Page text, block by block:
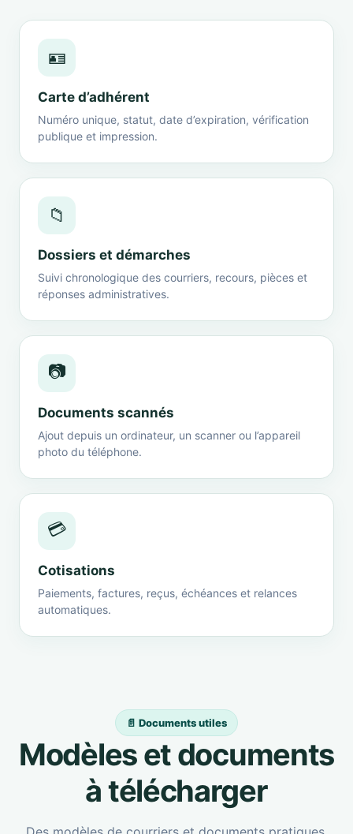
🪪
Carte d’adhérent
Numéro unique, statut, date d’expiration, vérification
publique et impression.
📁
Dossiers et démarches
Suivi chronologique des courriers, recours, pièces et
réponses administratives.
📷
Documents scannés
Ajout depuis un ordinateur, un scanner ou l’appareil
photo du téléphone.
💳
Cotisations
Paiements, factures, reçus, échéances et relances
automatiques.
📄 Documents utiles
Modèles et documents
à télécharger